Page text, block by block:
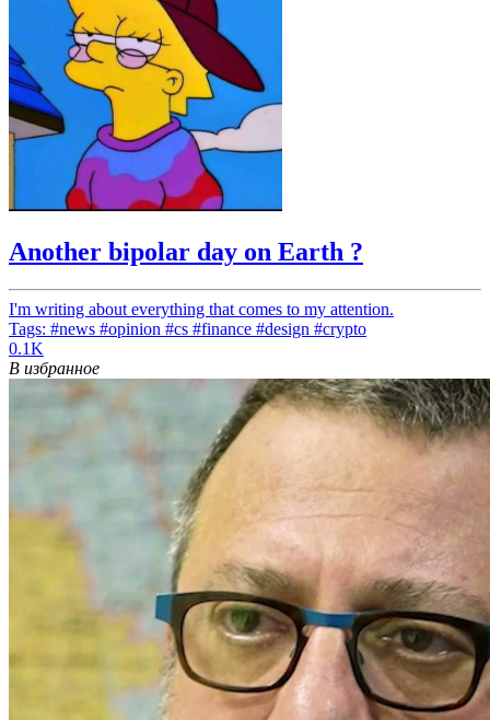
Another bipolar day on Earth ?
I'm writing about everything that comes to my attention.
Tags: #news #opinion #cs #finance #design #crypto
0.1K
В избранное